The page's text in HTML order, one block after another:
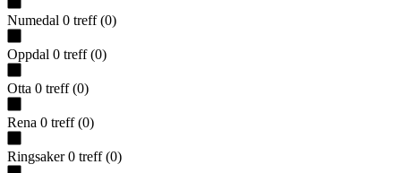
Numedal 0 treff (0)
Oppdal 0 treff (0)
Otta 0 treff (0)
Rena 0 treff (0)
Ringsaker 0 treff (0)